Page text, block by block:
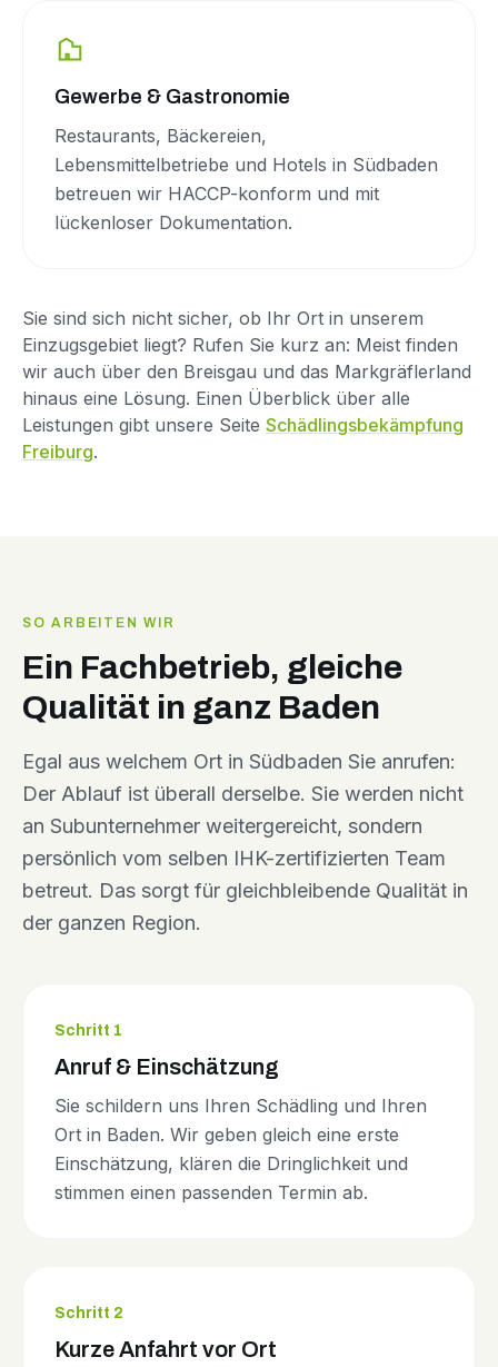
Gewerbe & Gastronomie
Restaurants, Bäckereien,
Lebensmittelbetriebe und Hotels in Südbaden
betreuen wir HACCP-konform und mit
lückenloser Dokumentation.
Sie sind sich nicht sicher, ob Ihr Ort in unserem
Einzugsgebiet liegt? Rufen Sie kurz an: Meist finden
wir auch über den Breisgau und das Markgräflerland
hinaus eine Lösung. Einen Überblick über alle
Leistungen gibt unsere Seite Schädlingsbekämpfung
Freiburg.
SO ARBEITEN WIR
Ein Fachbetrieb, gleiche
Qualität in ganz Baden
Egal aus welchem Ort in Südbaden Sie anrufen:
Der Ablauf ist überall derselbe. Sie werden nicht
an Subunternehmer weitergereicht, sondern
persönlich vom selben IHK-zertifizierten Team
betreut. Das sorgt für gleichbleibende Qualität in
der ganzen Region.
Schritt 1
Anruf & Einschätzung
Sie schildern uns Ihren Schädling und Ihren
Ort in Baden. Wir geben gleich eine erste
Einschätzung, klären die Dringlichkeit und
stimmen einen passenden Termin ab.
Schritt 2
Kurze Anfahrt vor Ort